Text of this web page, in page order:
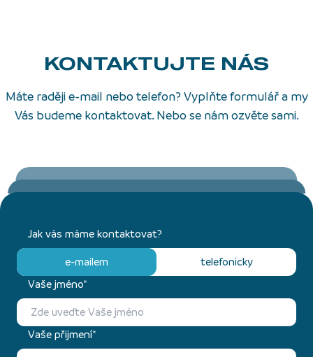
KONTAKTUJTE NÁS
Máte raději e-mail nebo telefon? Vyplňte formulář a my
Vás budeme kontaktovat. Nebo se nám ozvěte sami.
Jak vás máme kontaktovat?
e-mailem
telefonicky
Vaše jméno*
Vaše přijmení*